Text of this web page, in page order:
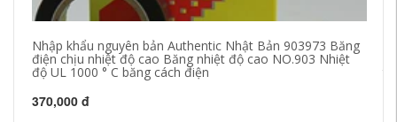
Nhập khẩu nguyên bản Authentic Nhật Bản 903973 Băng
điện chịu nhiệt độ cao Băng nhiệt độ cao NO.903 Nhiệt
độ UL 1000 ° C băng cách điện
370,000 đ